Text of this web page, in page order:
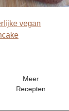
vegan
Meer
Recepten